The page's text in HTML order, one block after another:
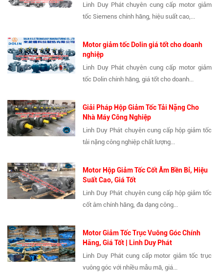
Linh Duy Phát chuyên cung cấp motor giảm
tốc Siemens chính hãng, hiệu suất cao,...
Motor giảm tốc Dolin giá tốt cho doanh
nghiệp
Linh Duy Phát chuyên cung cấp motor giảm
tốc Dolin chính hãng, giá tốt cho doanh...
Giải Pháp Hộp Giảm Tốc Tải Nặng Cho
Nhà Máy Công Nghiệp
Linh Duy Phát chuyên cung cấp hộp giảm tốc
tải nặng công nghiệp chất lượng...
Motor Hộp Giảm Tốc Cốt Âm Bền Bỉ, Hiệu
Suất Cao, Giá Tốt
Linh Duy Phát chuyên cung cấp hộp giảm tốc
cốt âm chính hãng, đa dạng công...
Motor Giảm Tốc Trục Vuông Góc Chính
Hãng, Giá Tốt | Linh Duy Phát
Linh Duy Phát cung cấp motor giảm tốc trục
vuông góc với nhiều mẫu mã, giá...